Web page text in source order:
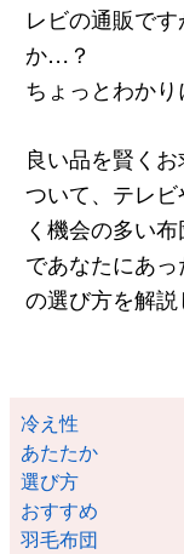
レビの通販で
か…？
ちょっとわかり
良い品を賢く
ついて、テレ
く機会の多い
であなたにあ
の選び方を解説
冷え性
あたたか
選び方
おすすめ
羽毛布団